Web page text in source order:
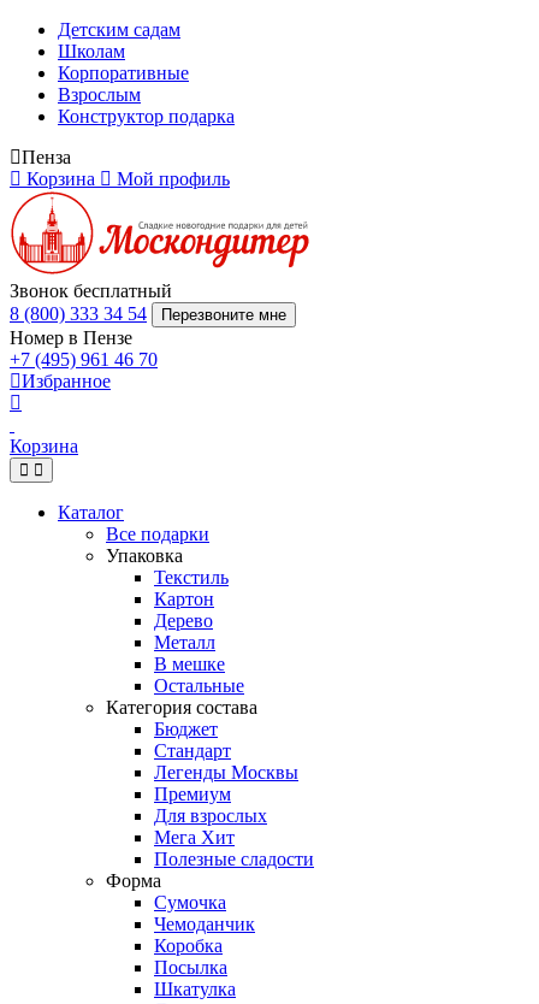
Детским садам
Школам
Корпоративные
Взрослым
Конструктор подарка
Пенза
Корзина
Мой профиль
Звонок бесплатный
8 (800) 333 34 54
Перезвоните мне
Номер в Пензе
+7 (495) 961 46 70
Избранное
Корзина
Каталог
Все подарки
Упаковка
Текстиль
Картон
Дерево
Металл
В мешке
Остальные
Категория состава
Бюджет
Стандарт
Легенды Москвы
Премиум
Для взрослых
Мега Хит
Полезные сладости
Форма
Сумочка
Чемоданчик
Коробка
Посылка
Шкатулка